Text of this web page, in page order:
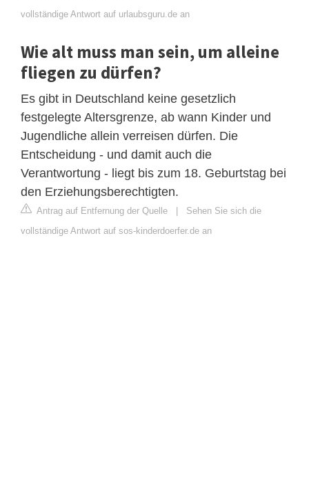
vollständige Antwort auf urlaubsguru.de an
Wie alt muss man sein, um alleine
fliegen zu dürfen?
Es gibt in Deutschland keine gesetzlich
festgelegte Altersgrenze, ab wann Kinder und
Jugendliche allein verreisen dürfen. Die
Entscheidung - und damit auch die
Verantwortung - liegt bis zum 18. Geburtstag bei
den Erziehungsberechtigten.
Antrag auf Entfernung der Quelle | Sehen Sie sich die
vollständige Antwort auf sos-kinderdoerfer.de an